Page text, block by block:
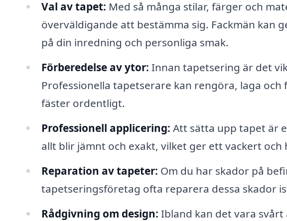
Val av tapet: Med så många stilar, färger och
överväldigande att bestämma sig. Fackmän kan
på din inredning och personliga smak.
Förberedelse av ytor: Innan tapetsering är det
Professionella tapetserare kan rengöra, laga
fäster ordentligt.
Professionell applicering: Att sätta upp tapet är
allt blir jämnt och exakt, vilket ger ett vackert
Reparation av tapeter: Om du har skador på
tapetseringsföretag ofta reparera dessa skador
Rådgivning om design: Ibland kan det vara